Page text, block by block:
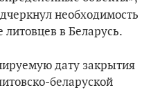
необходимость
в Беларусь.
дату закрытия
беларуской